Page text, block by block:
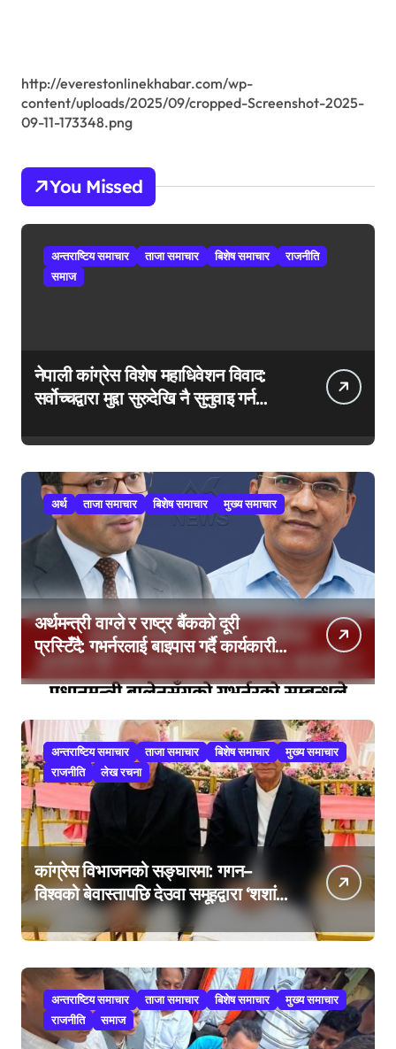
http://everestonlinekhabar.com/wp-
content/uploads/2025/09/cropped-Screenshot-2025-
09-11-173348.png
You Missed
अन्तराष्टिय समाचार ताजा समाचार बिशेष समाचार
राजनीति
समाज
नेपाली कांग्रेस विशेष महाधिवेशन विवाद:
सर्वोच्चद्वारा मुद्दा सुरुदेखि नै सुनुवाइ गर्न
अर्थ ताजा समाचार बिशेष समाचार मुख्य समाचार
अर्थमन्त्री वाग्ले र राष्ट्र बैंकको दूरी
प्रस्टिँदै: गभर्नरलाई बाइपास गर्दै कार्यकारी
अन्तराष्टिय समाचार ताजा समाचार बिशेष समाचार
मुख्य समाचार
राजनीति
लेख रचना
कांग्रेस विभाजनको सङ्घारमा: गगन–
विश्वको बेवास्तापछि देउवा समूहद्वारा ‘शशांक
कार्ड’, साउन २९ मा नयाँ राजनीतिक
यात्राको घोषणा तयारी!
अन्तराष्टिय समाचार ताजा समाचार बिशेष समाचार
मुख्य समाचार
राजनीति
समाज